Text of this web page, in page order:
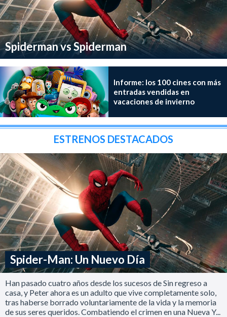
Spiderman vs Spiderman
Informe: los 100 cines con más
entradas vendidas en
vacaciones de invierno
ESTRENOS DESTACADOS
Spider-Man: Un Nuevo Día
Han pasado cuatro años desde los sucesos de Sin regreso a
casa, y Peter ahora es un adulto que vive completamente solo,
tras haberse borrado voluntariamente de la vida y la memoria
de sus seres queridos. Combatiendo el crimen en una Nueva Y...